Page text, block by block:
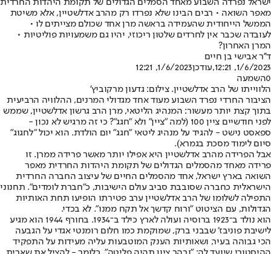
ישראל נפרדה השבוע מאחד הסמלים הגדולים של תקומת היהדות החרדית
מאפר השואה • רבים הבינו שלא נפרדו רק מהרב אדלשטיין, אלא משיטת
הממשל הייחודית שהעמידה בראשה מרן אחד שכולם מצייתים לו •
לעובדה שכבר אין לחרדים שלטון ריכוזי, יהיו גם משמעויות פוליטיות •
המרן האחרון?
ד''ר אבישי בן חיים
1/6/2023, 12:21
,עודכן1/6/2023, 12:21
0השמעה
הלווייתו של הרב אדלשטיין. צילום: גדעון מרקוביץ'
הציבור החרדי נפרד השבוע מעוד אחד מגדולי המרנים, ההלוויה הרביעית
בתוך קצת יותר מעשור: המנהיג הליטאי, מרן הרב גרשון אדלשטיין, שממש
לפני חודשיים ציין 100 (למה "ציין" ולא "חגג"? כי זה מרגיש לא נכון -
ספאסט נישט - להגיד על מנהיג ליטאי "חגג" יום הולדת. הוא יכול "לחגוג"
סיום לימוד מסכת בגמרא).
אבל הפרידה מהרב אדלשטיין היא אפילו יותר מאשר פרידה ממרן. זו
פרידה מאחד מהסמלים הגדולים של תקומת היהדות החרדית מאפר
השואה בארץ ישראל, אחד מהסמלים החיים של עיצוב החברה החרדית
הישראלית כחברה שסובבת סביב עולם הישיבות, כ"חברת לומדים". תחנוני
התפילה לשלומו של הרב אדלשטיין ערב פטירתו הופיעו תחת האותיות
הגדולות, עם הציטוט "ורוח קדשך אל תקח ממנו". לא בכדי.
הוא נולד ב־1923 ברוסיה ועולה לארץ כילד ב־1934. בחורף 1944 הוא מגיע
לישיבת פוניבז' שבבני ברק, שמוקמת כמו חלום רומנטי אגדי על הגבעה
הכי גבוהה בעיר, ושאותיות הענק המוטבעות עליה מעידות על התפקיד